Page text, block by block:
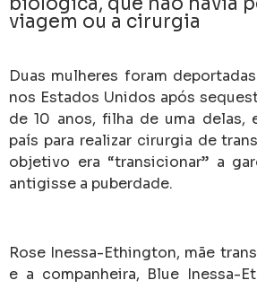
viagem ou a cirurgia
Duas mulheres foram
nos Estados Unidos após
de 10 anos, filha de uma delas,
país para realizar cirurgia de
objetivo era “transicionar” a
antigisse a puberdade.
Rose Inessa-Ethington, mãe
e a companheira, Blue Inessa-